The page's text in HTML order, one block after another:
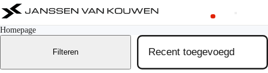
Homepage
Filteren